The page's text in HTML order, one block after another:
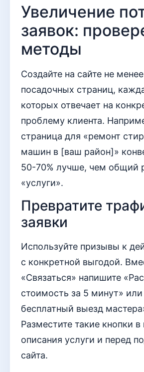
Увеличение
заявок:
методы
Создайте на сайте не
посадочных страниц,
которых отвечает на
проблему клиента.
страница для «ремонт
машин в [ваш район]»
50-70% лучше, чем общий
«услуги».
Превратите
заявки
Используйте призывы к
с конкретной выгодой.
«Связаться» напишите
стоимость за 5 минут»
бесплатный выезд
Разместите такие кнопки
описания услуги и перед
сайта.